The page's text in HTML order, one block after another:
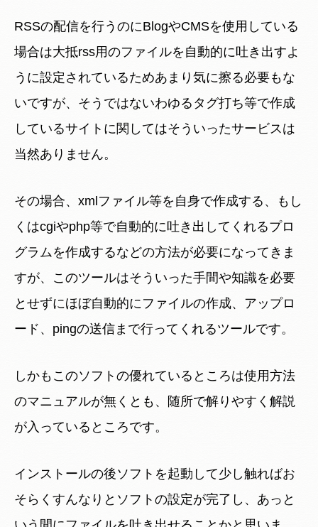
RSSの配信を行うのにBlogやCMSを使用している
場合は大抵rss用のファイルを自動的に吐き出すよ
うに設定されているためあまり気に擦る必要もな
いですが、そうではないわゆるタグ打ち等で作成
しているサイトに関してはそういったサービスは
当然ありません。
その場合、xmlファイル等を自身で作成する、もし
くはcgiやphp等で自動的に吐き出してくれるプロ
グラムを作成するなどの方法が必要になってきま
すが、このツールはそういった手間や知識を必要
とせずにほぼ自動的にファイルの作成、アップロ
ード、pingの送信まで行ってくれるツールです。
しかもこのソフトの優れているところは使用方法
のマニュアルが無くとも、随所で解りやすく解説
が入っているところです。
インストールの後ソフトを起動して少し触ればお
そらくすんなりとソフトの設定が完了し、あっと